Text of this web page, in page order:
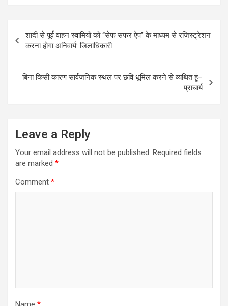
navigation
शादी से पूर्व वाहन स्वामियों को ‘‘सेफ सफर ऐप’’ के माध्यम से रजिस्ट्रेशन
करना होगा अनिवार्य: जिलाधिकारी
बिना किसी कारण सार्वजनिक स्थल पर छवि धूमिल करने से व्यथित हूं–
प्राचार्य
Leave a Reply
Your email address will not be published. Required fields
are marked *
Comment *